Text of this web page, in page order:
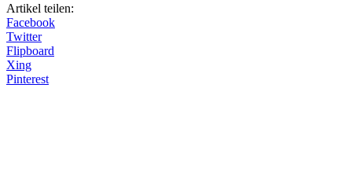
Artikel teilen:
Facebook
Twitter
Flipboard
Xing
Pinterest